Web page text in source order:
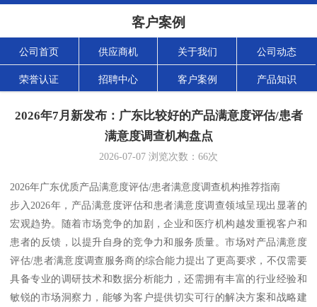
客户案例
公司首页 供应商机 关于我们 公司动态
荣誉认证 招聘中心 客户案例 产品知识
2026年7月新发布：广东比较好的产品满意度评估/患者
满意度调查机构盘点
2026-07-07 浏览次数： 66次
2026年广东优质产品满意度评估/患者满意度调查机构推荐指南
步入2026年，产品满意度评估和患者满意度调查领域呈现出显著的
宏观趋势。随着市场竞争的加剧，企业和医疗机构越发重视客户和
患者的反馈，以提升自身的竞争力和服务质量。市场对产品满意度
评估/患者满意度调查服务商的综合能力提出了更高要求，不仅需要
具备专业的调研技术和数据分析能力，还需拥有丰富的行业经验和
敏锐的市场洞察力，能够为客户提供切实可行的解决方案和战略建